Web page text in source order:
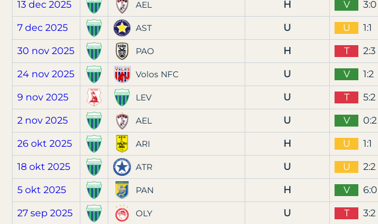
13 dec 2025 AEL H V 3:0
7 dec 2025 AST U U 1:1
30 nov 2025 PAO H T 2:3
24 nov 2025 Volos NFC U V 1:2
9 nov 2025 LEV U T 5:2
2 nov 2025 AEL U V 0:2
26 okt 2025 ARI H U 1:1
18 okt 2025 ATR U U 2:2
5 okt 2025 PAN H V 6:0
27 sep 2025 OLY U T 3:2